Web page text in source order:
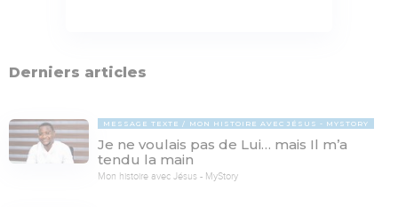
Derniers articles
MESSAGE TEXTE MON HISTOIRE AVEC JÉSUS - MYSTORY
Je ne voulais pas de Lui… mais Il m’a
tendu la main
Mon histoire avec Jésus - MyStory